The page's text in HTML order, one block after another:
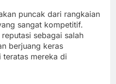
puncak dari rangkaian
sangat kompetitif.
sebagai salah
berjuang keras
teratas mereka di